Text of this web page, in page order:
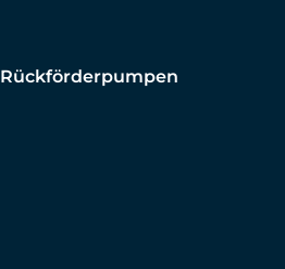
Rückförderpumpen